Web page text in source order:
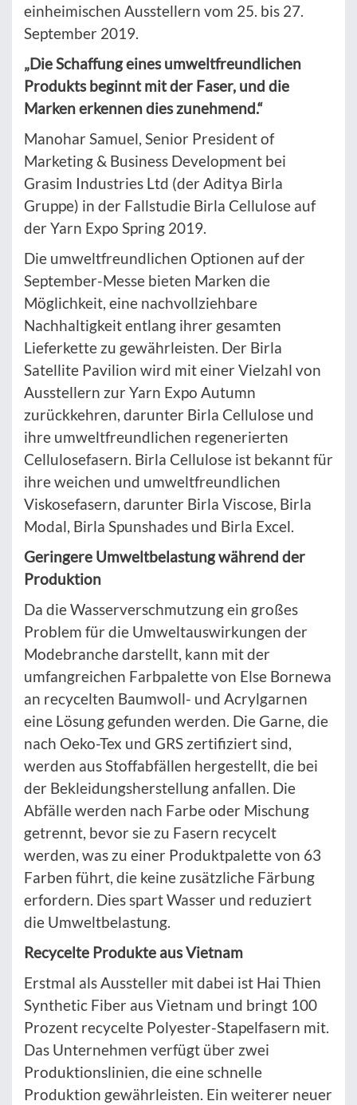
einheimischen Ausstellern vom 25. bis 27.
September 2019.
„Die Schaffung eines umweltfreundlichen
Produkts beginnt mit der Faser, und die
Marken erkennen dies zunehmend.“
Manohar Samuel, Senior President of
Marketing & Business Development bei
Grasim Industries Ltd (der Aditya Birla
Gruppe) in der Fallstudie Birla Cellulose auf
der Yarn Expo Spring 2019.
Die umweltfreundlichen Optionen auf der
September-Messe bieten Marken die
Möglichkeit, eine nachvollziehbare
Nachhaltigkeit entlang ihrer gesamten
Lieferkette zu gewährleisten. Der Birla
Satellite Pavilion wird mit einer Vielzahl von
Ausstellern zur Yarn Expo Autumn
zurückkehren, darunter Birla Cellulose und
ihre umweltfreundlichen regenerierten
Cellulosefasern. Birla Cellulose ist bekannt für
ihre weichen und umweltfreundlichen
Viskosefasern, darunter Birla Viscose, Birla
Modal, Birla Spunshades und Birla Excel.
Geringere Umweltbelastung während der
Produktion
Da die Wasserverschmutzung ein großes
Problem für die Umweltauswirkungen der
Modebranche darstellt, kann mit der
umfangreichen Farbpalette von Else Bornewa
an recycelten Baumwoll- und Acrylgarnen
eine Lösung gefunden werden. Die Garne, die
nach Oeko-Tex und GRS zertifiziert sind,
werden aus Stoffabfällen hergestellt, die bei
der Bekleidungsherstellung anfallen. Die
Abfälle werden nach Farbe oder Mischung
getrennt, bevor sie zu Fasern recycelt
werden, was zu einer Produktpalette von 63
Farben führt, die keine zusätzliche Färbung
erfordern. Dies spart Wasser und reduziert
die Umweltbelastung.
Recycelte Produkte aus Vietnam
Erstmal als Aussteller mit dabei ist Hai Thien
Synthetic Fiber aus Vietnam und bringt 100
Prozent recycelte Polyester-Stapelfasern mit.
Das Unternehmen verfügt über zwei
Produktionslinien, die eine schnelle
Produktion gewährleisten. Ein weiterer neuer